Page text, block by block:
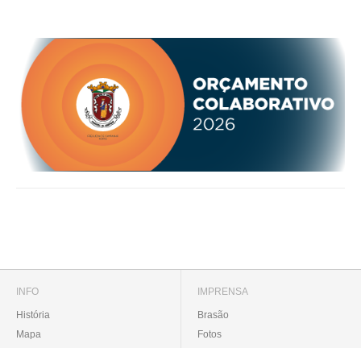
INFO
História
Mapa
IMPRENSA
Brasão
Fotos